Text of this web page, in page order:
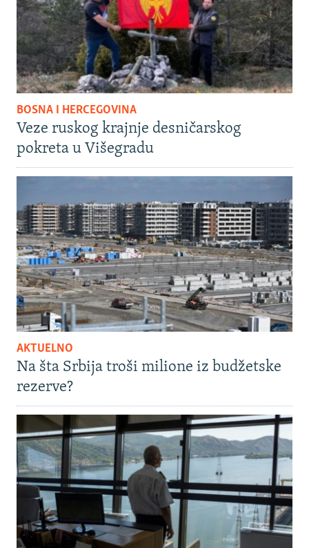
BOSNA I HERCEGOVINA
Veze ruskog krajnje desničarskog
pokreta u Višegradu
AKTUELNO
Na šta Srbija troši milione iz budžetske
rezerve?